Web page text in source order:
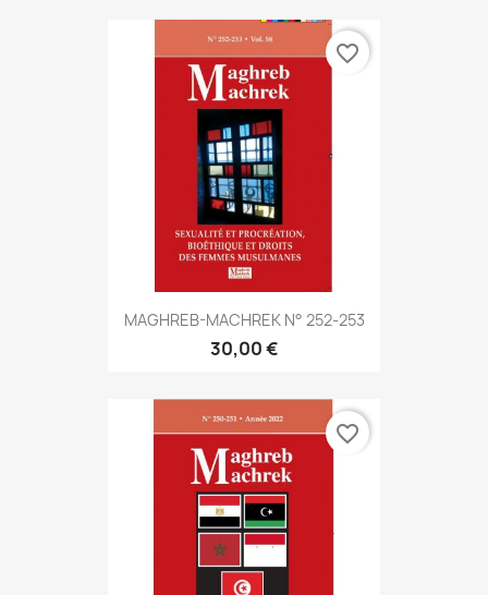
MAGHREB-MACHREK N° 252-253
30,00 €
favorite_border
favorite_border